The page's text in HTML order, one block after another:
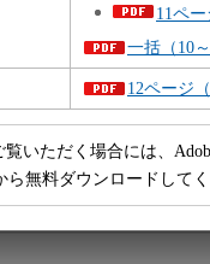
11ペー
一括（10
12ページ
いただく場合には、
無料ダウンロードしてく